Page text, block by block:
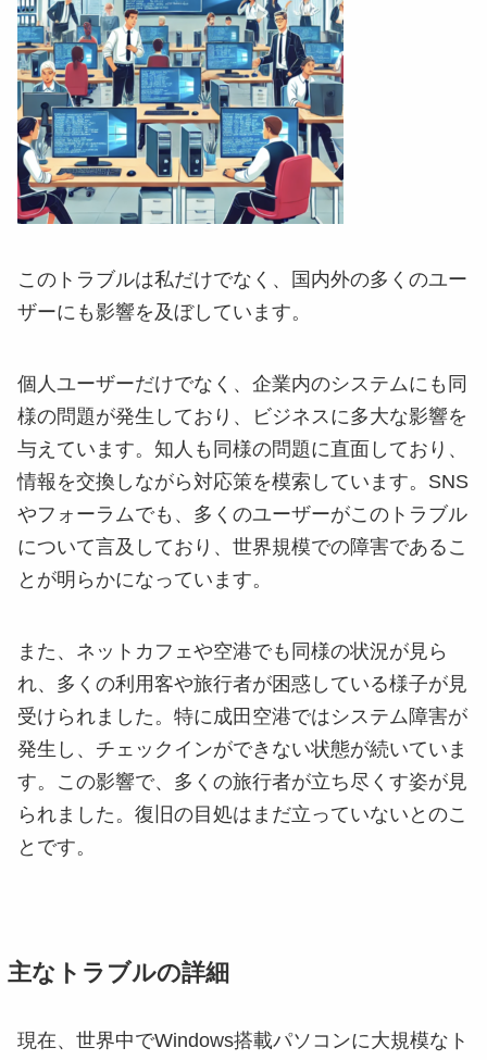
このトラブルは私だけでなく、国内外の多くのユー
ザーにも影響を及ぼしています。
個人ユーザーだけでなく、企業内のシステムにも同
様の問題が発生しており、ビジネスに多大な影響を
与えています。知人も同様の問題に直面しており、
情報を交換しながら対応策を模索しています。SNS
やフォーラムでも、多くのユーザーがこのトラブル
について言及しており、世界規模での障害であるこ
とが明らかになっています。
また、ネットカフェや空港でも同様の状況が見ら
れ、多くの利用客や旅行者が困惑している様子が見
受けられました。特に成田空港ではシステム障害が
発生し、チェックインができない状態が続いていま
す。この影響で、多くの旅行者が立ち尽くす姿が見
られました。復旧の目処はまだ立っていないとのこ
とです。
主なトラブルの詳細
現在、世界中でWindows搭載パソコンに大規模なト